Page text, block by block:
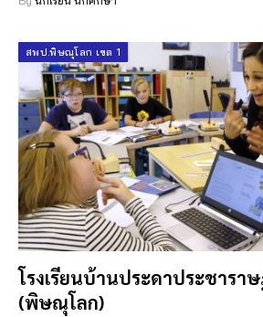
สพป.พิษณุโลก เขต 1
โรงเรียนบ้านประดาประชารา
(พิษณุโลก)